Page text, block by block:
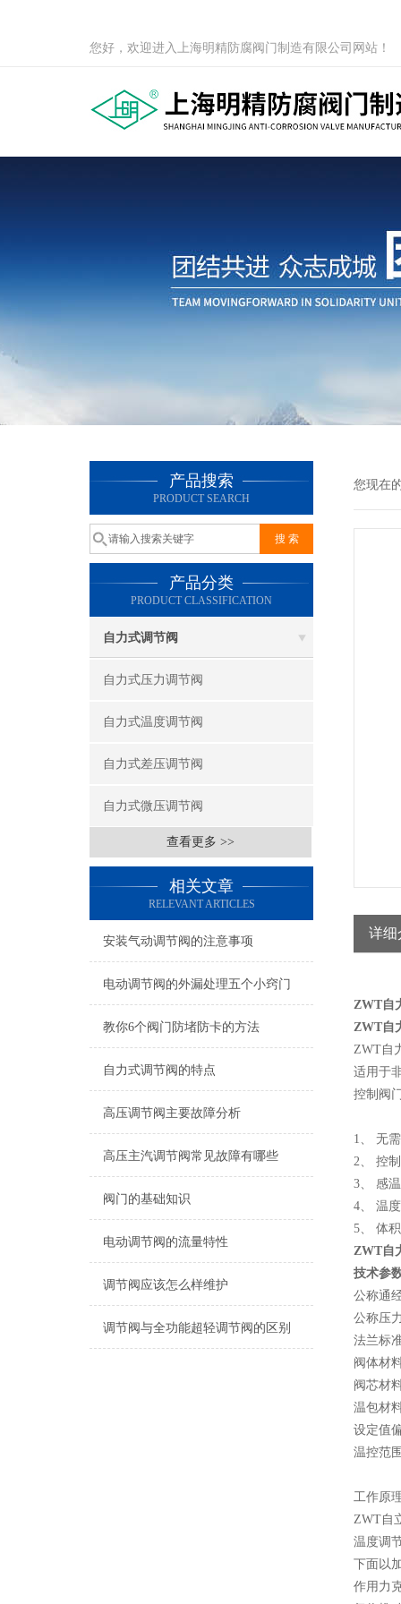
您好，欢迎进入上海明精防腐阀门制造有限公司网站！
产品搜索
PRODUCT SEARCH
产品分类
PRODUCT CLASSIFICATION
自力式调节阀
自力式压力调节阀
自力式温度调节阀
自力式差压调节阀
自力式微压调节阀
查看更多 >>
相关文章
RELEVANT ARTICLES
安装气动调节阀的注意事项
电动调节阀的外漏处理五个小窍门
教你6个阀门防堵防卡的方法
自力式调节阀的特点
高压调节阀主要故障分析
高压主汽调节阀常见故障有哪些
阀门的基础知识
电动调节阀的流量特性
调节阀应该怎么样维护
调节阀与全功能超轻调节阀的区别
您现在
详细
ZWT自
ZWT自
ZWT自
适用于
控制阀
1、 无
2、 控
3、 感
4、 温
5、 体
ZWT自
技术参
公称通
公称压
法兰标
阀体材
阀芯材
温包材
设定值
温控范
工作原
ZWT自
温度调
下面以
作用力